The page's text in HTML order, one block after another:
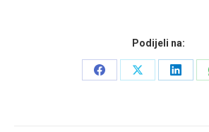
Podijeli na:
Share
Share
Share